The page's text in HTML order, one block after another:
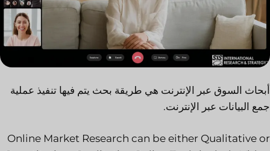
أبحاث السوق عبر الإنترنت هي طريقة بحث يتم فيها تنفيذ عملية
جمع البيانات عبر الإنترنت.
Online Market Research can be either Qualitative or